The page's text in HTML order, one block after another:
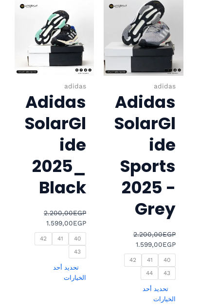
adidas
Adidas
SolarGl
ide
Sports
2025 -
Grey
2.200,00EGP
الأصلي
2.200,00EGP.
1.599,00EGP
هو:
1.599,00EGP.
40
41
42
43
44
تحديد أحد
الخيارات
العديد
من
الأشكال
المختلفة
يمكن
على
المنتج
adidas
Adidas
SolarGl
ide
2025_
Black
2.200,00EGP
الأصلي
2.200,00EGP.
1.599,00EGP
هو:
1.599,00EGP.
40
41
42
43
تحديد أحد
الخيارات
العديد
من
الأشكال
المختلفة
لهذا
المنتج.
على
المنتج